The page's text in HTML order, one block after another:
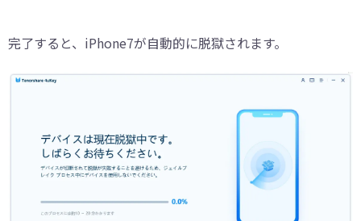
完了すると、iPhone7が自動的に脱獄されます。